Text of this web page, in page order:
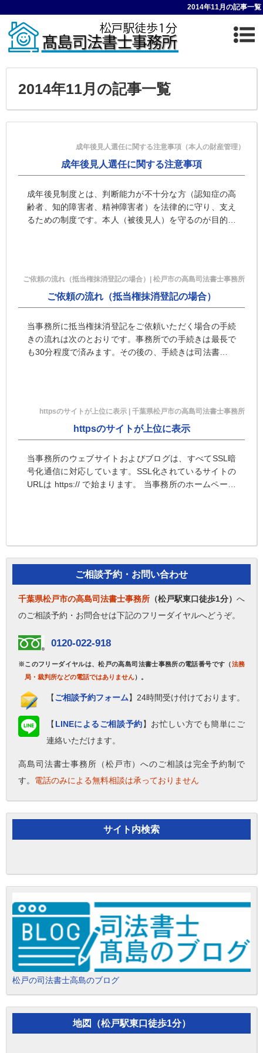
2014年11月の記事一覧
2014年11月の記事一覧
成年後見人選任に関する注意事項（本人の財産管理）
成年後見人選任に関する注意事項
成年後見制度とは、判断能力が不十分な方（認知症の高
齢者、知的障害者、精神障害者）を法律的に守り、支え
るための制度です。本人（被後見人）を守るのが目的で
ご依頼の流れ（抵当権抹消登記の場合）| 松戸市の高島司法書士事務所
ご依頼の流れ（抵当権抹消登記の場合）
当事務所に抵当権抹消登記をご依頼いただく場合の手続
きの流れは次のとおりです。事務所での手続きは最長で
も30分程度で済みます。その後の、手続きは司法書士に
httpsのサイトが上位に表示 | 千葉県松戸市の高島司法書士事務所
httpsのサイトが上位に表示
当事務所のウェブサイトおよびブログは、すべてSSL暗
号化通信に対応しています。SSL化されているサイトの
URLは https:// で始まります。 当事務所のホームページ
ご相談予約・お問い合わせ
千葉県松戸市の高島司法書士事務所 （松戸駅東口徒歩1分） へ
のご相談予約・お問合せは下記のフリーダイヤルへどうぞ。
0120-022-918
※このフリーダイヤルは、松戸の高島司法書士事務所の電話番号です（法務
局・裁判所などの電話ではありません）。
【ご相談予約フォーム】24時間受け付けております。
【 LINEによるご相談予約】お忙しい方でも簡単にご
連絡いただけます。
高島司法書士事務所（松戸市）へのご相談は完全予約制で
す。 電話のみによる無料相談は承っておりません
サイト内検索
松戸の司法書士高島のブログ
地図（松戸駅東口徒歩1分）